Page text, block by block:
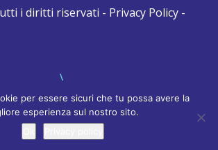
i diritti riservati - Privacy Policy -
per essere sicuri che tu possa avere la
esperienza sul nostro sito.